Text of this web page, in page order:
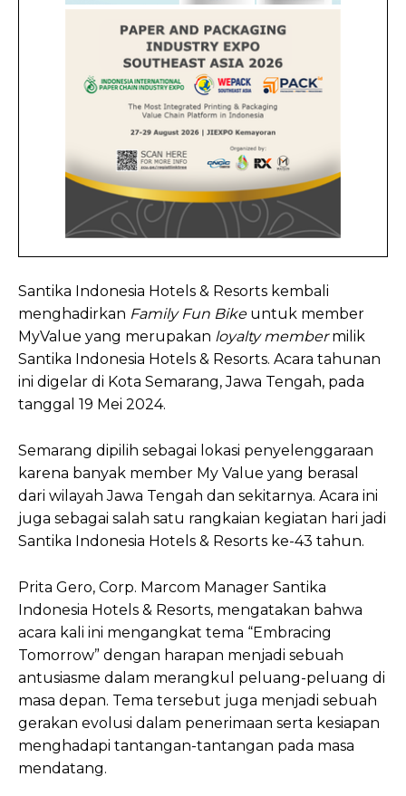
Santika Indonesia Hotels & Resorts kembali
menghadirkan Family Fun Bikeuntuk member
MyValue yang merupakan loyalty membermilik
Santika Indonesia Hotels & Resorts. Acara tahunan
ini digelar di Kota Semarang, Jawa Tengah, pada
tanggal 19 Mei 2024.
Semarang dipilih sebagai lokasi penyelenggaraan
karena banyak member My Value yang berasal
dari wilayah Jawa Tengah dan sekitarnya. Acara ini
juga sebagai salah satu rangkaian kegiatan hari jadi
Santika Indonesia Hotels & Resorts ke-43 tahun.
Prita Gero, Corp. Marcom Manager Santika
Indonesia Hotels & Resorts, mengatakan bahwa
acara kali ini mengangkat tema “Embracing
Tomorrow” dengan harapan menjadi sebuah
antusiasme dalam merangkul peluang-peluang di
masa depan. Tema tersebut juga menjadi sebuah
gerakan evolusi dalam penerimaan serta kesiapan
menghadapi tantangan-tantangan pada masa
mendatang.